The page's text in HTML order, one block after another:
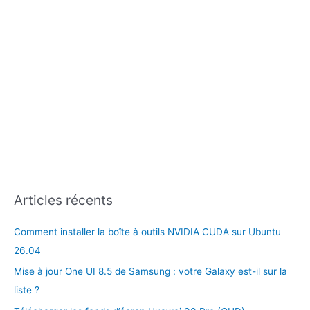
Articles récents
Comment installer la boîte à outils NVIDIA CUDA sur Ubuntu
26.04
Mise à jour One UI 8.5 de Samsung : votre Galaxy est-il sur la
liste ?